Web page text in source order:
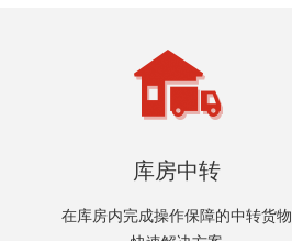
库房中转
在库房内完成操作保障的中转货物